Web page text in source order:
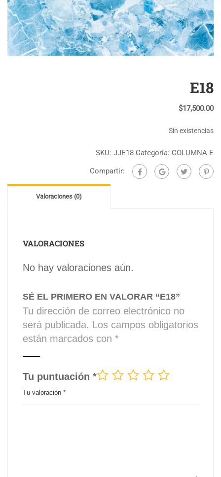
E18
$17,500.00
Sin existencias
SKU: JJE18 Categoría: COLUMNA E
Compartir:
Valoraciones (0)
VALORACIONES
No hay valoraciones aún.
SÉ EL PRIMERO EN VALORAR “E18”
Tu dirección de correo electrónico no
será publicada. Los campos obligatorios
están marcados con *
Tu puntuación *
Tu valoración *